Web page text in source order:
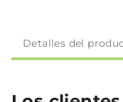
Detalles del